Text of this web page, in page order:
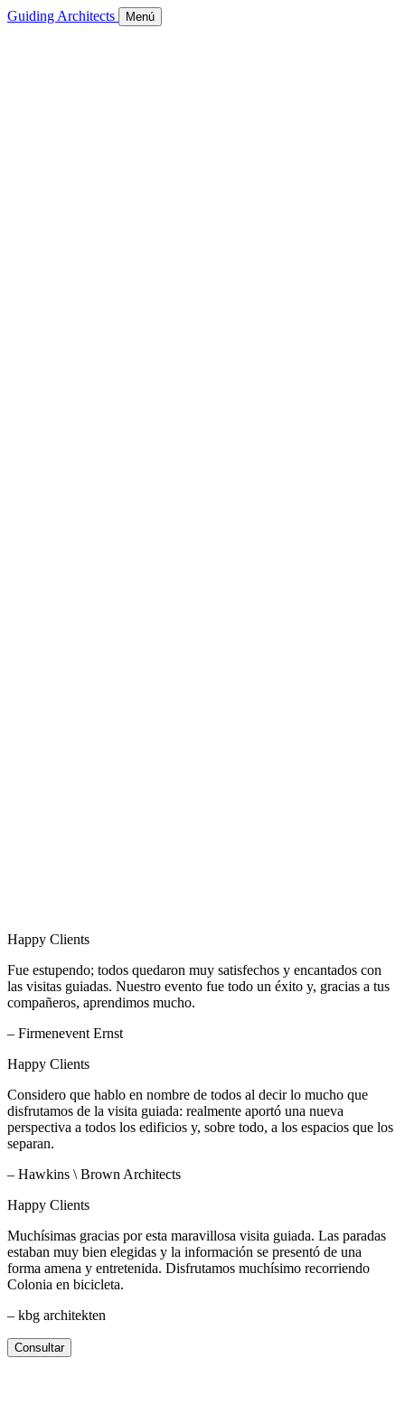
Guiding Architects Menú
Happy Clients
Fue estupendo; todos quedaron muy satisfechos y encantados con
las visitas guiadas. Nuestro evento fue todo un éxito y, gracias a tus
compañeros, aprendimos mucho.
– Firmenevent Ernst
Happy Clients
Considero que hablo en nombre de todos al decir lo mucho que
disfrutamos de la visita guiada: realmente aportó una nueva
perspectiva a todos los edificios y, sobre todo, a los espacios que los
separan.
– Hawkins \ Brown Architects
Happy Clients
Muchísimas gracias por esta maravillosa visita guiada. Las paradas
estaban muy bien elegidas y la información se presentó de una
forma amena y entretenida. Disfrutamos muchísimo recorriendo
Colonia en bicicleta.
– kbg architekten
Consultar